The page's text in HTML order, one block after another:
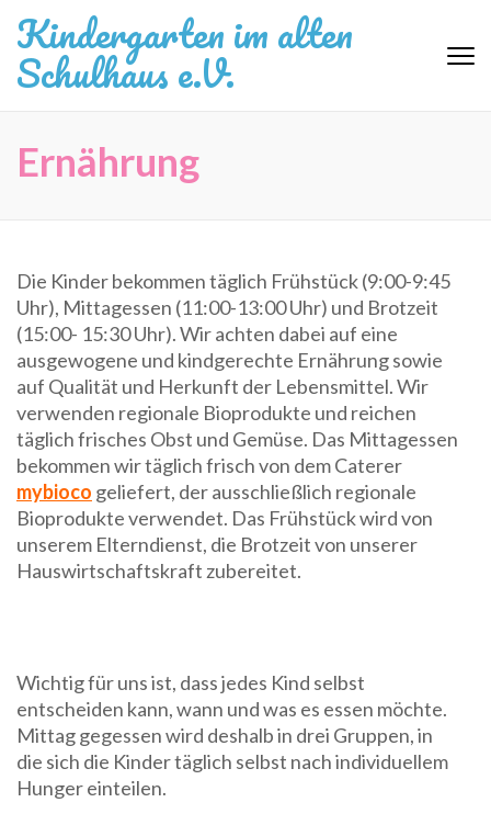
Inhalt
springen
(Eingabetaste
Kindergarten im alten
Schulhaus e.V.
Ernährung
Die Kinder bekommen täglich Frühstück (9:00-9:45
Uhr), Mittagessen (11:00-13:00 Uhr) und Brotzeit
(15:00- 15:30 Uhr). Wir achten dabei auf eine
ausgewogene und kindgerechte Ernährung sowie
auf Qualität und Herkunft der Lebensmittel. Wir
verwenden regionale Bioprodukte und reichen
täglich frisches Obst und Gemüse. Das Mittagessen
bekommen wir täglich frisch von dem Caterer
mybioco geliefert, der ausschließlich regionale
Bioprodukte verwendet. Das Frühstück wird von
unserem Elterndienst, die Brotzeit von unserer
Hauswirtschaftskraft zubereitet.
Wichtig für uns ist, dass jedes Kind selbst
entscheiden kann, wann und was es essen möchte.
Mittag gegessen wird deshalb in drei Gruppen, in
die sich die Kinder täglich selbst nach individuellem
Hunger einteilen.